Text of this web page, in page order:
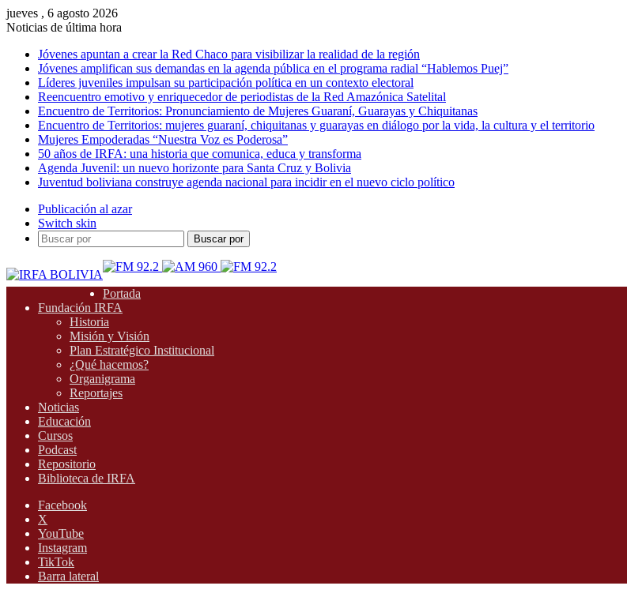
jueves , 6 agosto 2026
Noticias de última hora
Jóvenes apuntan a crear la Red Chaco para visibilizar la realidad de la región
Jóvenes amplifican sus demandas en la agenda pública en el programa radial “Hablemos Puej”
Líderes juveniles impulsan su participación política en un contexto electoral
Reencuentro emotivo y enriquecedor de periodistas de la Red Amazónica Satelital
Encuentro de Territorios: Pronunciamiento de Mujeres Guaraní, Guarayas y Chiquitanas
Encuentro de Territorios: mujeres guaraní, chiquitanas y guarayas en diálogo por la vida, la cultura y el territorio
Mujeres Empoderadas “Nuestra Voz es Poderosa”
50 años de IRFA: una historia que comunica, educa y transforma
Agenda Juvenil: un nuevo horizonte para Santa Cruz y Bolivia
Juventud boliviana construye agenda nacional para incidir en el nuevo ciclo político
Publicación al azar
Switch skin
Buscar por
Portada
Fundación IRFA
Historia
Misión y Visión
Plan Estratégico Institucional
¿Qué hacemos?
Organigrama
Reportajes
Noticias
Educación
Cursos
Podcast
Repositorio
Biblioteca de IRFA
Facebook
X
YouTube
Instagram
TikTok
Barra lateral